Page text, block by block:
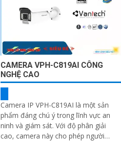
CAMERA VPH-C819AI CÔNG
NGHỆ CAO
Camera IP VPH-C819AI là một sản
phẩm đáng chú ý trong lĩnh vực an
ninh và giám sát. Với độ phân giải
cao, camera này cho phép người